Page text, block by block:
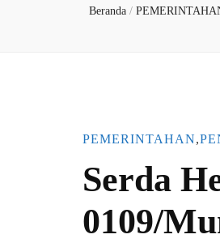
Beranda /
PEMERINTAHAN,
Serda
0109/